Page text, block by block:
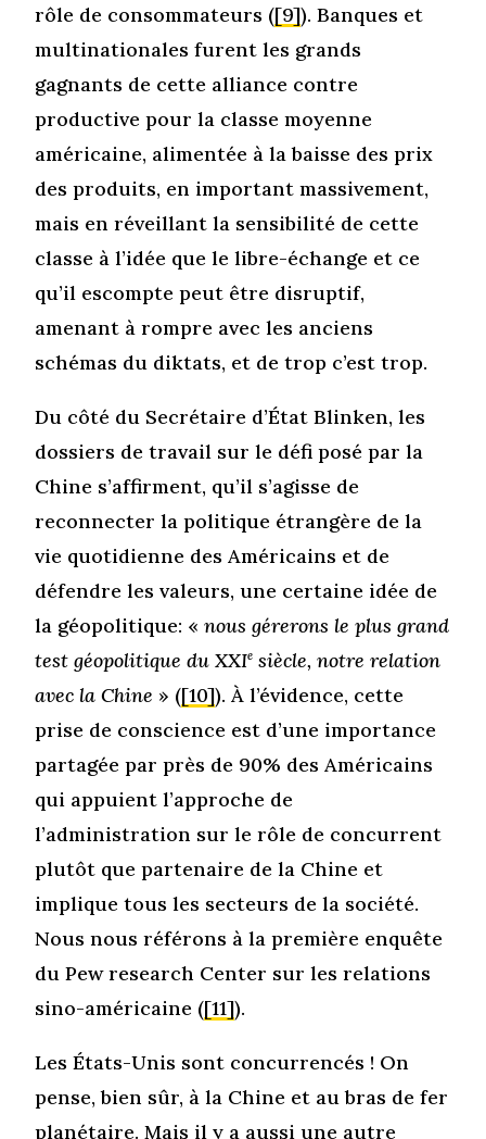
rôle de consommateurs ([9]). Banques et
multinationales furent les grands
gagnants de cette alliance contre
productive pour la classe moyenne
américaine, alimentée à la baisse des prix
des produits, en important massivement,
mais en réveillant la sensibilité de cette
classe à l’idée que le libre-échange et ce
qu’il escompte peut être disruptif,
amenant à rompre avec les anciens
schémas du diktats, et de trop c’est trop.
Du côté du Secrétaire d’État Blinken, les
dossiers de travail sur le défi posé par la
Chine s’affirment, qu’il s’agisse de
reconnecter la politique étrangère de la
vie quotidienne des Américains et de
défendre les valeurs, une certaine idée de
la géopolitique: «nous gérerons le plus grand
test géopolitique du XXIe siècle, notre relation
avec la Chine » ([10]). À l’évidence, cette
prise de conscience est d’une importance
partagée par près de 90% des Américains
qui appuient l’approche de
l’administration sur le rôle de concurrent
plutôt que partenaire de la Chine et
implique tous les secteurs de la société.
Nous nous référons à la première enquête
du Pew research Center sur les relations
sino-américaine ([11]).
Les États-Unis sont concurrencés ! On
pense, bien sûr, à la Chine et au bras de fer
planétaire. Mais il y a aussi une autre